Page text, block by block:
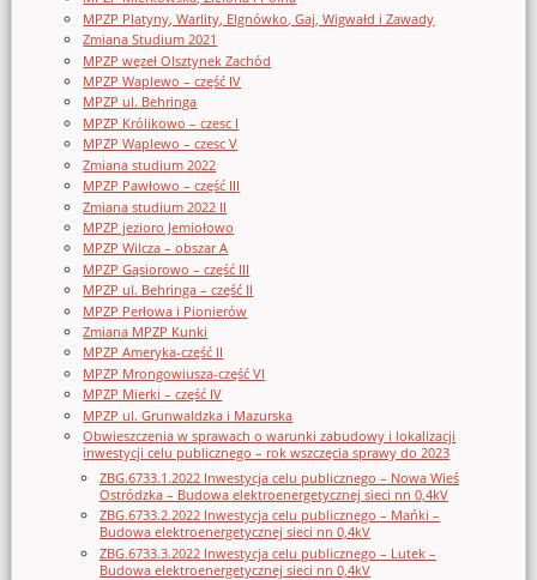
MPZP Platyny, Warlity, Elgnówko, Gaj, Wigwałd i Zawady
Zmiana Studium 2021
MPZP węzeł Olsztynek Zachód
MPZP Waplewo – część IV
MPZP ul. Behringa
MPZP Królikowo – czesc I
MPZP Waplewo – czesc V
Zmiana studium 2022
MPZP Pawłowo – część III
Zmiana studium 2022 II
MPZP jezioro Jemiołowo
MPZP Wilcza – obszar A
MPZP Gąsiorowo – część III
MPZP ul. Behringa – część II
MPZP Perłowa i Pionierów
Zmiana MPZP Kunki
MPZP Ameryka-część II
MPZP Mrongowiusza-część VI
MPZP Mierki – część IV
MPZP ul. Grunwaldzka i Mazurska
Obwieszczenia w sprawach o warunki zabudowy i lokalizacji
inwestycji celu publicznego – rok wszczęcia sprawy do 2023
ZBG.6733.1.2022 Inwestycja celu publicznego – Nowa Wieś
Ostródzka – Budowa elektroenergetycznej sieci nn 0,4kV
ZBG.6733.2.2022 Inwestycja celu publicznego – Mańki –
Budowa elektroenergetycznej sieci nn 0,4kV
ZBG.6733.3.2022 Inwestycja celu publicznego – Lutek –
Budowa elektroenergetycznej sieci nn 0,4kV